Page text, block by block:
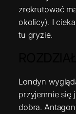
zrekrutować
okolicy). I
tu gryzie.
Londyn
przyjemnie się
dobra.